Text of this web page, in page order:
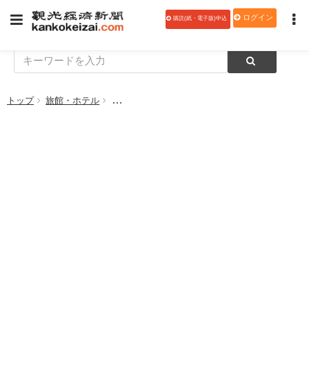
購読(紙・電子版)申込 ログイン
トップ 旅館・ホテル 箱根強羅 ゆとりろ庵、インスタグラム経由の